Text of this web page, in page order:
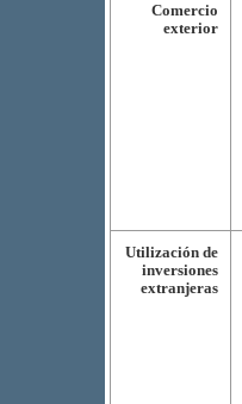
Comercio
exterior
Utilización de
inversiones
extranjeras